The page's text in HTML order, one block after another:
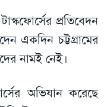
প্রতিবেদন
একদিন চট্টগ্রামের
নামই নেই।
অভিযান করেছে